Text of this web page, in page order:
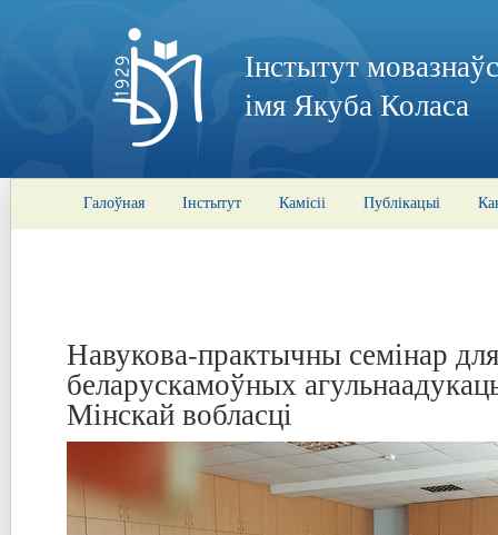
Інстытут
імя Якуба Коласа
Галоўная Інстытут Камісіі Публікацыі
Навукова-практычны семінар
беларускамоўных
Мінскай вобласці